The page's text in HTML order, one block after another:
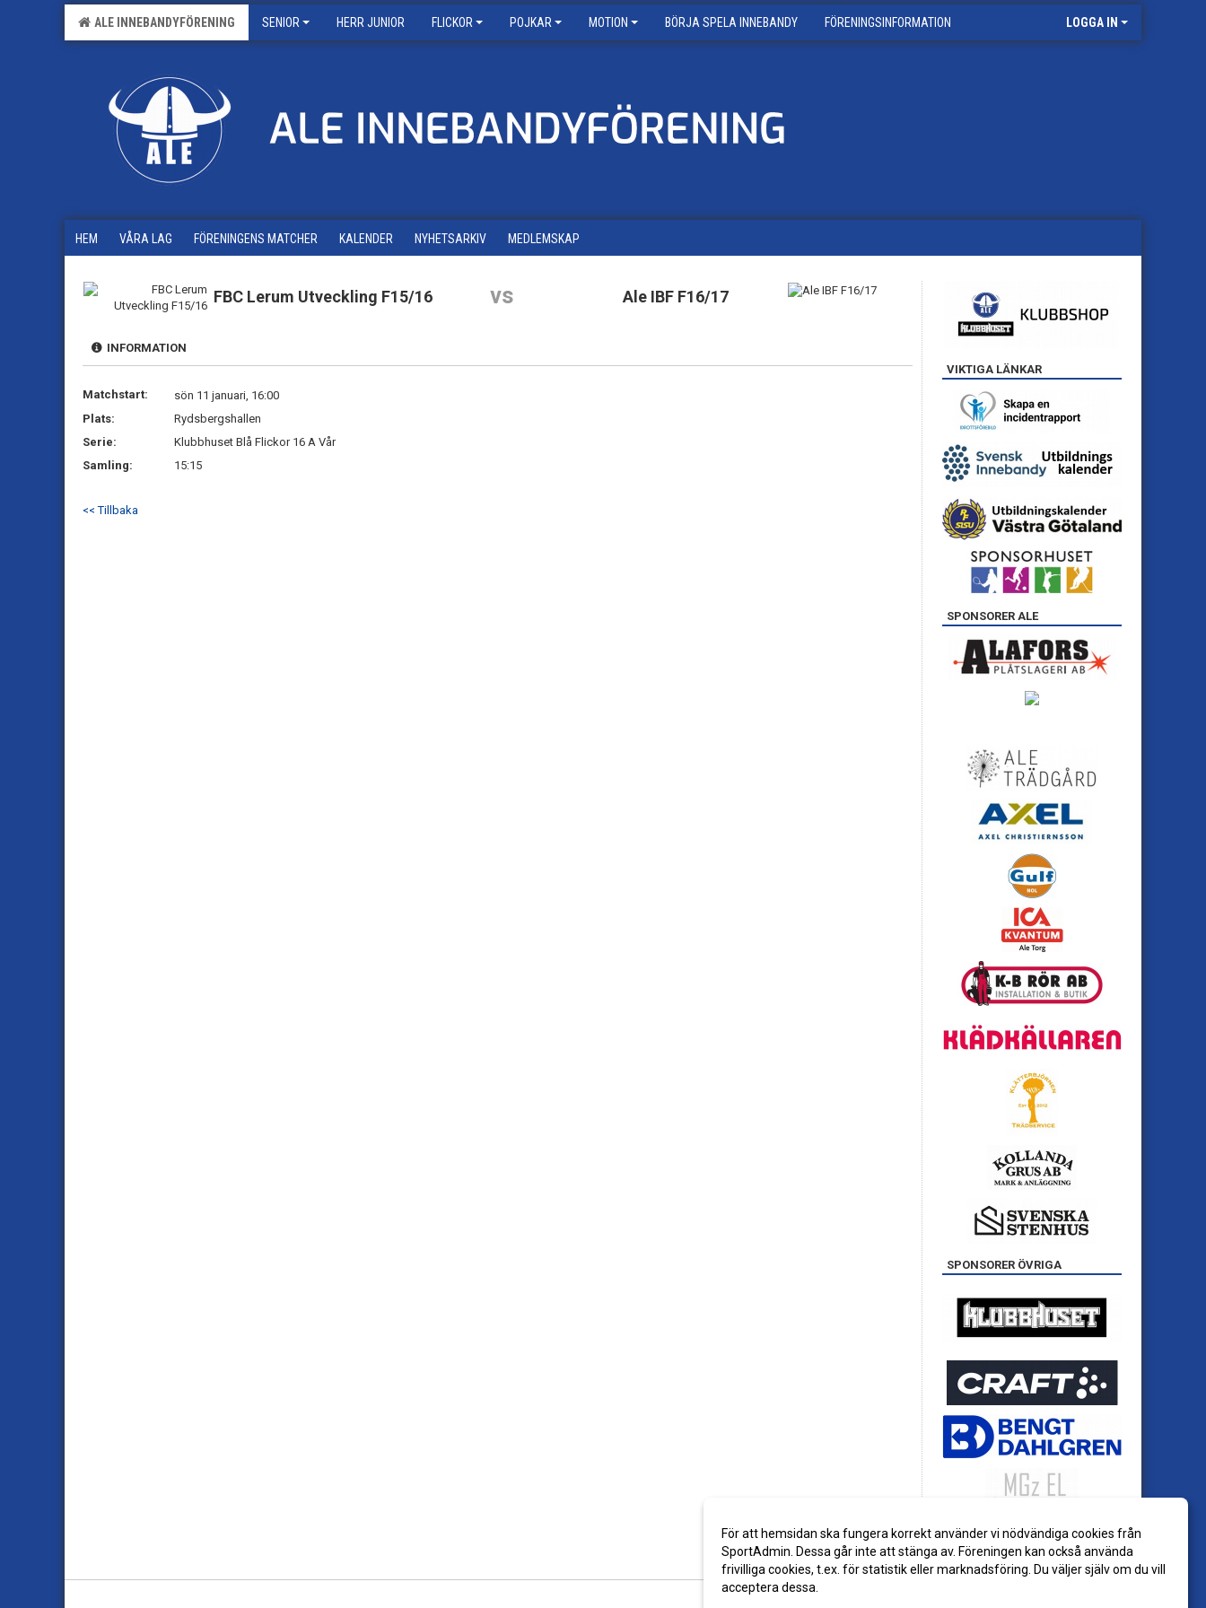
ALE INNEBANDYFÖRENING SENIOR HERR JUNIOR FLICKOR POJKAR MOTION BÖRJA SPELA INNEBANDY FÖRENINGSINFORMATION LOGGA IN
HEM VÅRA LAG FÖRENINGENS MATCHER KALENDER NYHETSARKIV MEDLEMSKAP
FBC Lerum Utveckling F15/16 vs Ale IBF F16/17
INFORMATION
Matchstart:
sön 11 januari, 16:00
Plats:
Rydsbergshallen
Serie:
Klubbhuset Blå Flickor 16 A Vår
Samling:
15:15
<< Tillbaka
VIKTIGA LÄNKAR
SPONSORER ALE
SPONSORER ÖVRIGA
För att hemsidan ska fungera korrekt använder vi nödvändiga cookies från
SportAdmin. Dessa går inte att stänga av. Föreningen kan också använda
frivilliga cookies, t.ex. för statistik eller marknadsföring. Du väljer själv om du vill
acceptera dessa.